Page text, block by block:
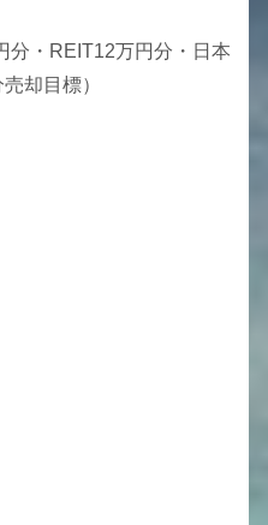
分・REIT12万円分・日本
却目標）